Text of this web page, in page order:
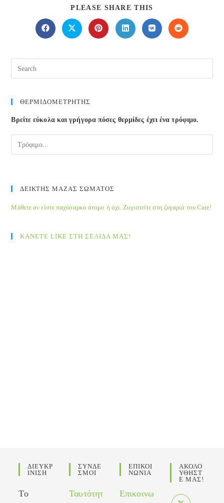
PLEASE SHARE THIS
THIS
CONTENT
Opens
in
window
Opens
in
window
Opens
in
window
Opens
in
window
Opens
in
window
Opens
in
window
ΘΕΡΜΙΔΟΜΕΤΡΗΤΗΣ
Βρείτε εύκολα και γρήγορα πόσες θερμίδες έχει ένα τρόφιμο.
ΔΕΙΚΤΗΣ ΜΑΖΑΣ ΣΩΜΑΤΟΣ
Μάθετε αν είστε παχύσαρκο άτομο ή όχι. Ζυγιστείτε στη ζυγαριά του Care!
ΚΑΝΕΤΕ LIKE ΣΤΗ ΣΕΛΙΔΑ ΜΑΣ!
ΔΙΕΥΚΡ
ΙΝΙΣΗ
Το
ΣΥΝΔΕ
ΣΜΟΙ
Ταυτότητ
ΕΠΙΚΟΙ
ΝΩΝΙΑ
Επικοινω
ΑΚΟΛΟ
ΥΘΗΣΤ
Ε ΜΑΣ!